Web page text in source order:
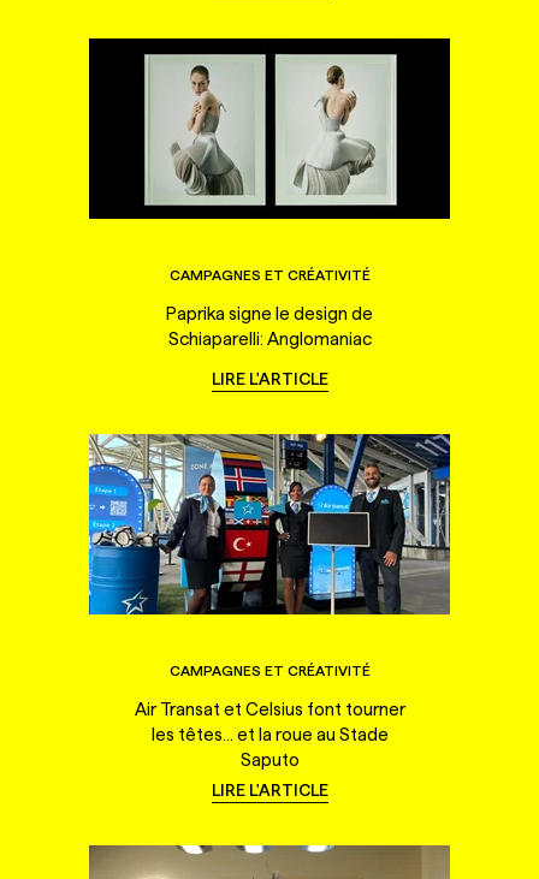
CAMPAGNES ET CRÉATIVITÉ
Paprika signe le design de
Schiaparelli: Anglomaniac
LIRE L'ARTICLE
CAMPAGNES ET CRÉATIVITÉ
Air Transat et Celsius font tourner
les têtes... et la roue au Stade
Saputo
LIRE L'ARTICLE